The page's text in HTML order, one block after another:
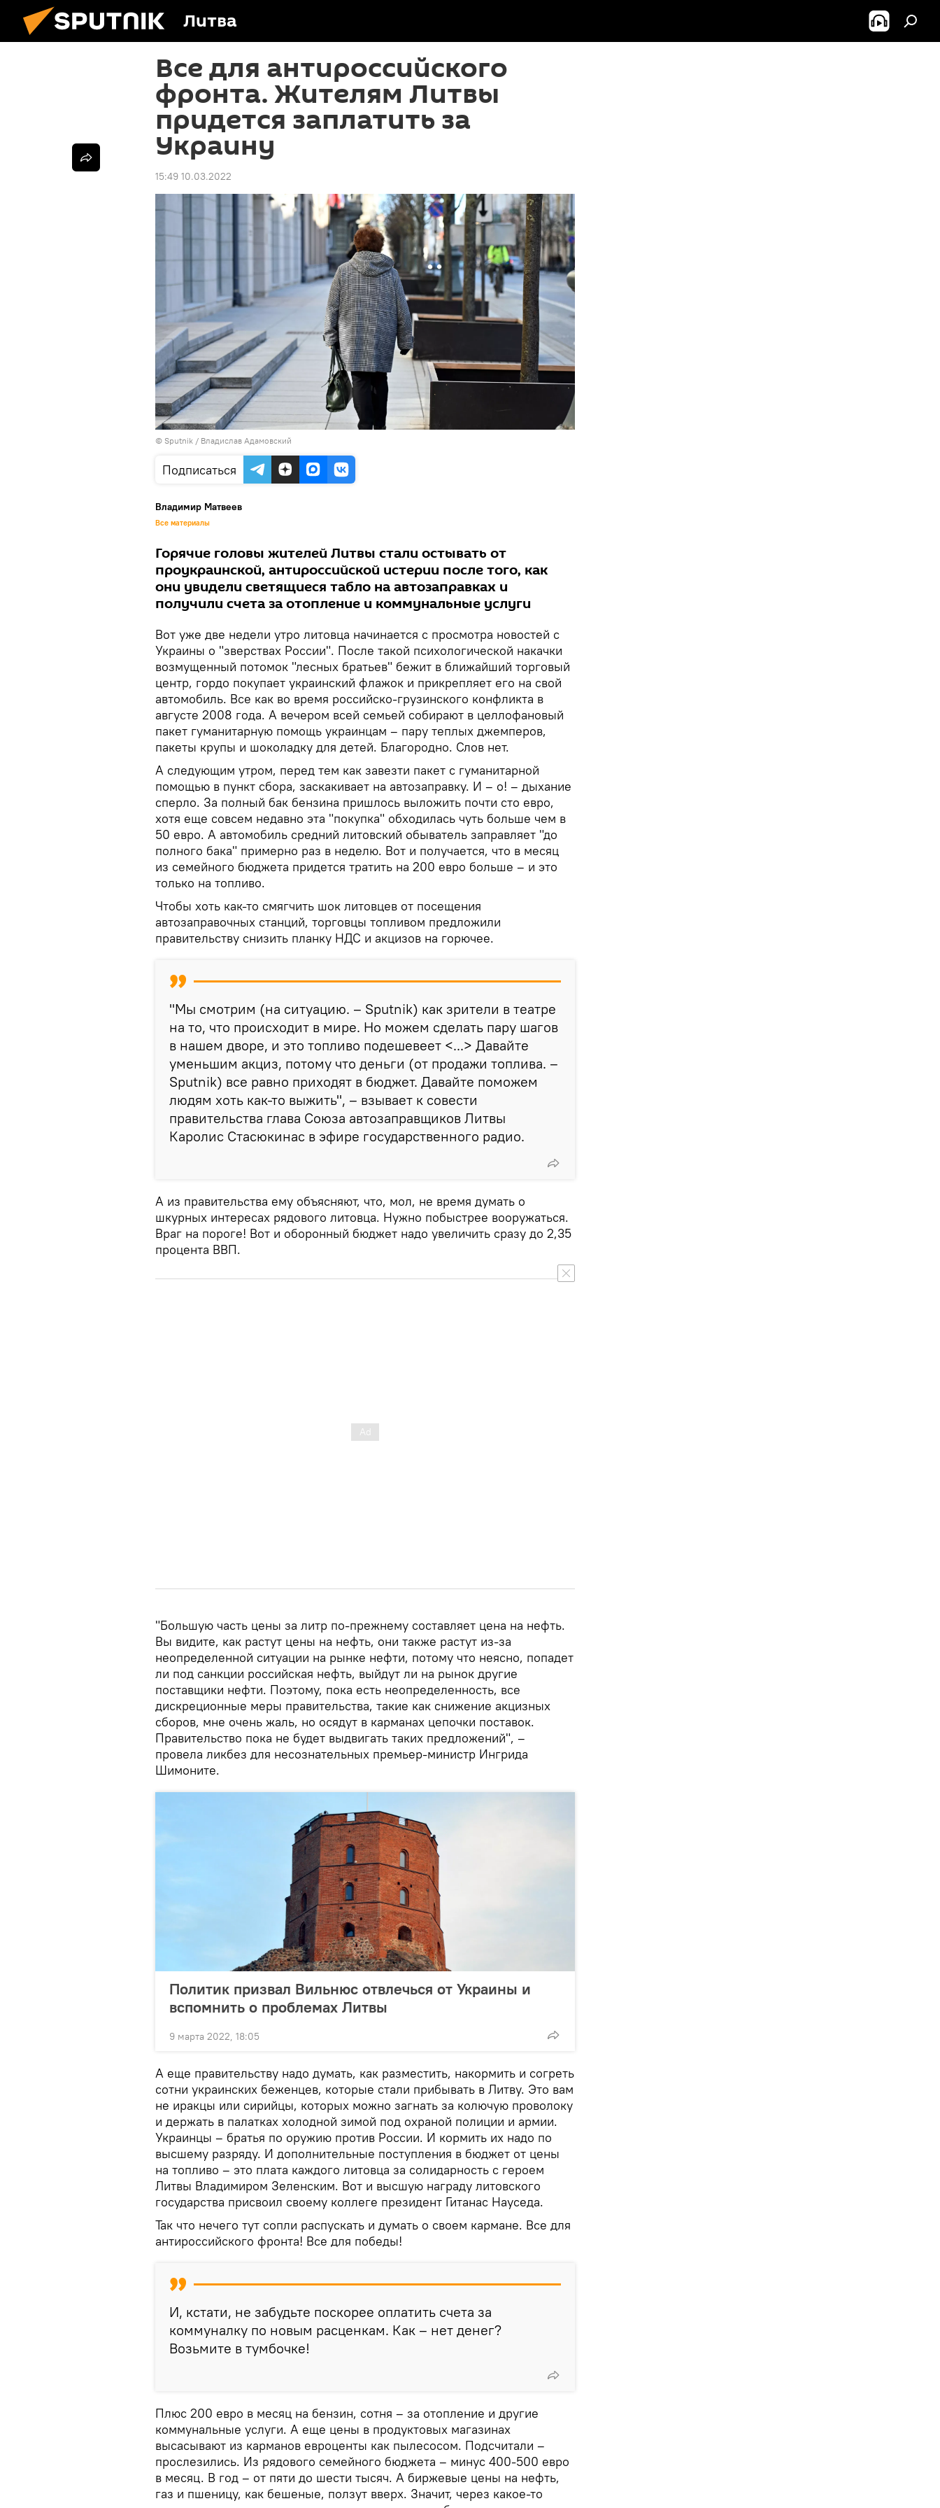
Литва
Все для антироссийского
фронта. Жителям Литвы
придется заплатить за
Украину
15:49 10.03.2022
© Sputnik / Владислав Адамовский
Подписаться
Владимир Матвеев
Все материалы
Горячие головы жителей Литвы стали остывать от
проукраинской, антироссийской истерии после того, как
они увидели светящиеся табло на автозаправках и
получили счета за отопление и коммунальные услуги
Вот уже две недели утро литовца начинается с просмотра новостей с
Украины о "зверствах России". После такой психологической накачки
возмущенный потомок "лесных братьев" бежит в ближайший торговый
центр, гордо покупает украинский флажок и прикрепляет его на свой
автомобиль. Все как во время российско-грузинского конфликта в
августе 2008 года. А вечером всей семьей собирают в целлофановый
пакет гуманитарную помощь украинцам – пару теплых джемперов,
пакеты крупы и шоколадку для детей. Благородно. Слов нет.
А следующим утром, перед тем как завезти пакет с гуманитарной
помощью в пункт сбора, заскакивает на автозаправку. И – о! – дыхание
сперло. За полный бак бензина пришлось выложить почти сто евро,
хотя еще совсем недавно эта "покупка" обходилась чуть больше чем в
50 евро. А автомобиль средний литовский обыватель заправляет "до
полного бака" примерно раз в неделю. Вот и получается, что в месяц
из семейного бюджета придется тратить на 200 евро больше – и это
только на топливо.
Чтобы хоть как-то смягчить шок литовцев от посещения
автозаправочных станций, торговцы топливом предложили
правительству снизить планку НДС и акцизов на горючее.
"Мы смотрим (на ситуацию. – Sputnik) как зрители в театре
на то, что происходит в мире. Но можем сделать пару шагов
в нашем дворе, и это топливо подешевеет <...> Давайте
уменьшим акциз, потому что деньги (от продажи топлива. –
Sputnik) все равно приходят в бюджет. Давайте поможем
людям хоть как-то выжить", – взывает к совести
правительства глава Союза автозаправщиков Литвы
Каролис Стасюкинас в эфире государственного радио.
А из правительства ему объясняют, что, мол, не время думать о
шкурных интересах рядового литовца. Нужно побыстрее вооружаться.
Враг на пороге! Вот и оборонный бюджет надо увеличить сразу до 2,35
процента ВВП.
"Большую часть цены за литр по-прежнему составляет цена на нефть.
Вы видите, как растут цены на нефть, они также растут из-за
неопределенной ситуации на рынке нефти, потому что неясно, попадет
ли под санкции российская нефть, выйдут ли на рынок другие
поставщики нефти. Поэтому, пока есть неопределенность, все
дискреционные меры правительства, такие как снижение акцизных
сборов, мне очень жаль, но осядут в карманах цепочки поставок.
Правительство пока не будет выдвигать таких предложений", –
провела ликбез для несознательных премьер-министр Ингрида
Шимоните.
Политик призвал Вильнюс отвлечься от Украины и
вспомнить о проблемах Литвы
9 марта 2022, 18:05
А еще правительству надо думать, как разместить, накормить и согреть
сотни украинских беженцев, которые стали прибывать в Литву. Это вам
не иракцы или сирийцы, которых можно загнать за колючую проволоку
и держать в палатках холодной зимой под охраной полиции и армии.
Украинцы – братья по оружию против России. И кормить их надо по
высшему разряду. И дополнительные поступления в бюджет от цены
на топливо – это плата каждого литовца за солидарность с героем
Литвы Владимиром Зеленским. Вот и высшую награду литовского
государства присвоил своему коллеге президент Гитанас Науседа.
Так что нечего тут сопли распускать и думать о своем кармане. Все для
антироссийского фронта! Все для победы!
И, кстати, не забудьте поскорее оплатить счета за
коммуналку по новым расценкам. Как – нет денег?
Возьмите в тумбочке!
Плюс 200 евро в месяц на бензин, сотня – за отопление и другие
коммунальные услуги. А еще цены в продуктовых магазинах
высасывают из карманов евроценты как пылесосом. Подсчитали –
прослезились. Из рядового семейного бюджета – минус 400-500 евро
в месяц. В год – от пяти до шести тысяч. А биржевые цены на нефть,
газ и пшеницу, как бешеные, ползут вверх. Значит, через какое-то